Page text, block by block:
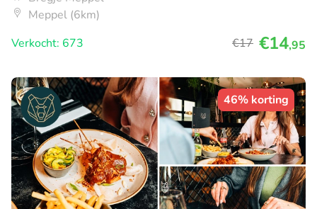
Meppel (6km)
Verkocht: 673
€17 €14,95
46% korting